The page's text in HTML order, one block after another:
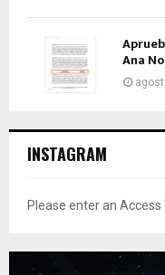
Ana
INSTAGRAM
Please enter an Access